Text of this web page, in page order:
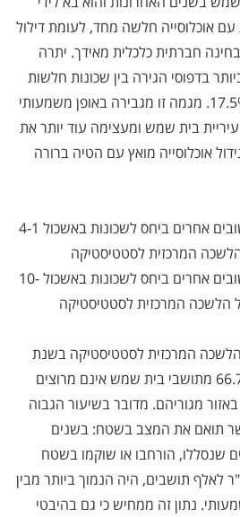
עם אוכלוסייה חלשה מחד, לעומת דילול
חברתית כלכלית מאידך. יתרה
בדפוסי הגירה בין שכונות חלשות
לחזקות, והוא עומד על כ-17.5%. מגמה זו מגבירה באופן משמעותי
בית שמש ומעצימה עוד יותר את
אוכלוסייה מואץ עם הטיה ברורה
* נכנסים בניכוי יוצאים לישובים אחרים ביחס לשכונות באשכול 4-1
המרכזית לסטטיסטיקה
* נכנסים בניכוי יוצאים לישובים אחרים ביחס לשכונות באשכול 10-
המרכזית לסטטיסטיקה בשנת
2019 מצביע על כך ש- 66.7% מתושבי בית שמש אינם מרוצים
מגוריהם. מדובר בשיעור הגבוה
תואם את המצב בשטח: בשנים
שנסללו, הורחבו או שוקמו בשטח
תושבים, היה הנמוך ביותר מבין
נתון זה ממחיש כי גם בהיבטי